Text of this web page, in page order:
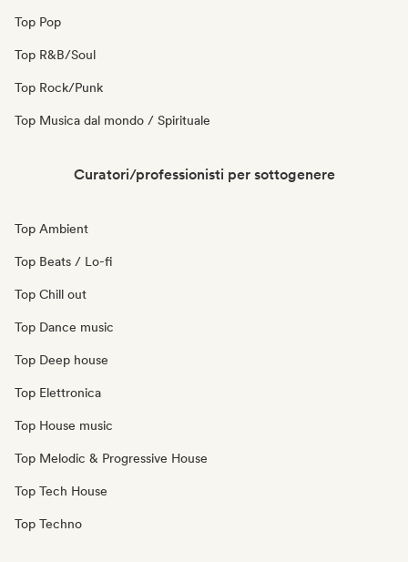
Top Pop
Top R&B/Soul
Top Rock/Punk
Top Musica dal mondo / Spirituale
Curatori/professionisti per sottogenere
Top Ambient
Top Beats / Lo-fi
Top Chill out
Top Dance music
Top Deep house
Top Elettronica
Top House music
Top Melodic & Progressive House
Top Tech House
Top Techno